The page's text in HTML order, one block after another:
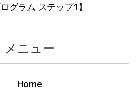
グラム ステップ1】
メニュー
Home